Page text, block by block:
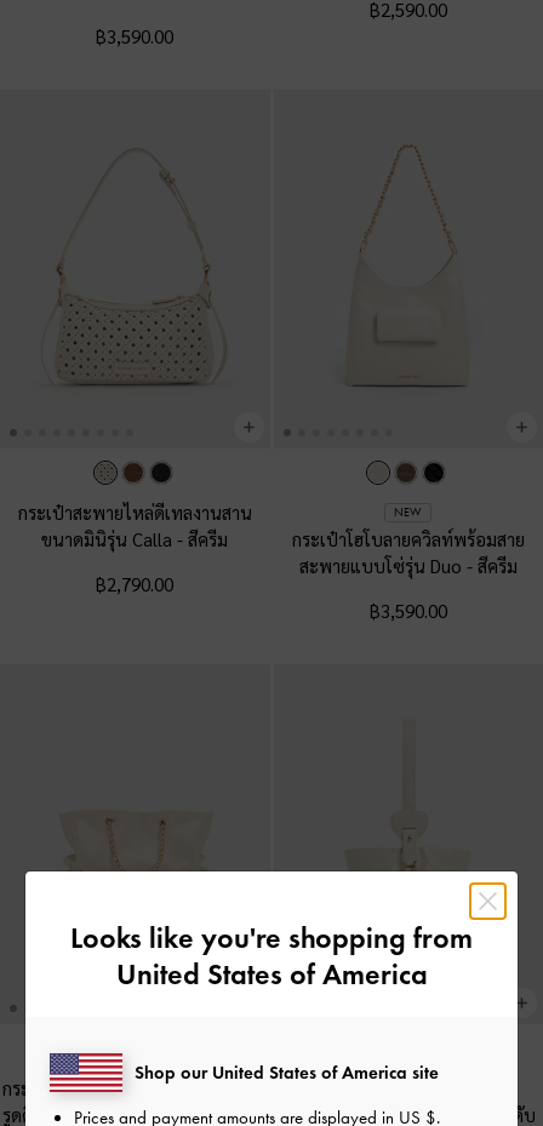
฿3,590.00
฿2,590.00
กระเป๋าสะพายไหล่ดีเทลงานสาน
ขนาดมินิรุ่น Calla-สีครีม
฿2,790.00
NEW
กระเป๋าโฮโบลายควิลท์พร้อมสาย
สะพายแบบโซ่รุ่น Duo - สีครีม
฿3,590.00
กระเป๋าเป้สองฟังก์ชันที่ปิดแบบเชือก
รูดดีไซน์ลายควิลท์พร้อมสายโซ่ถักรุ่น กระเป๋าทรงถังลวดลายควิลท์ประดับ
Looks like you're shopping from
United States of America
Shop our United States of America site
Prices and payment amounts are displayed in US $.